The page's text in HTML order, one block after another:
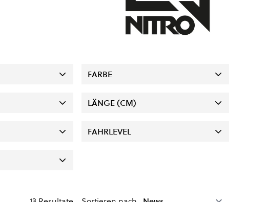
FARBE
LÄNGE (CM)
FAHRLEVEL